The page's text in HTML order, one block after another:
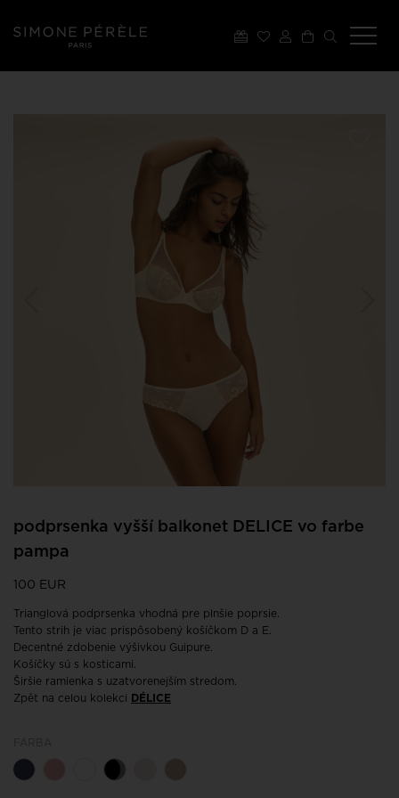
podprsenka vyšší balkonet DELICE vo farbe
pampa
100 EUR
Trianglová podprsenka vhodná pre plnšie poprsie.
Tento strih je viac prispôsobený košíčkom D a E.
Decentné zdobenie výšivkou Guipure.
Košíčky sú s kosticami.
Širšie ramienka s uzatvorenejším stredom.
Zpět na celou kolekci
DÉLICE